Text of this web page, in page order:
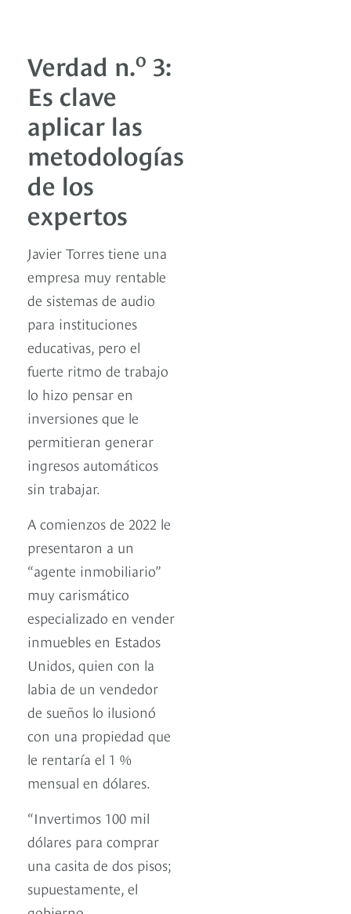
Verdad n.o 3:
Es clave
aplicar las
metodologías
de los
expertos
Javier Torres tiene una
empresa muy rentable
de sistemas de audio
para instituciones
educativas, pero el
fuerte ritmo de trabajo
lo hizo pensar en
inversiones que le
permitieran generar
ingresos automáticos
sin trabajar.
A comienzos de 2022 le
presentaron a un
“agente inmobiliario”
muy carismático
especializado en vender
inmuebles en Estados
Unidos, quien con la
labia de un vendedor
de sueños lo ilusionó
con una propiedad que
le rentaría el 1 %
mensual en dólares.
“Invertimos 100 mil
dólares para comprar
una casita de dos pisos;
supuestamente, el